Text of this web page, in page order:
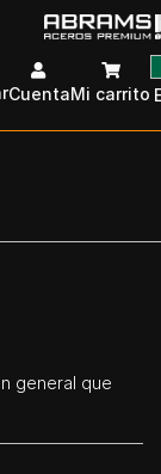
CuentaMi carrito
general que